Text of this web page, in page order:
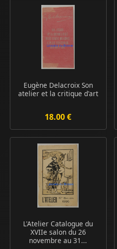
Eugène Delacroix Son
atelier et la critique d'art
18.00 €
L'Atelier Catalogue du
XVIIe salon du 26
novembre au 31...